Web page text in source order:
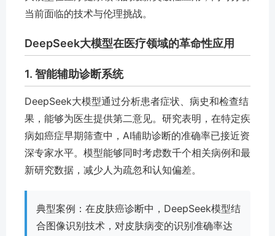
当前面临的技术与伦理挑战。
DeepSeek大模型在医疗领域的革命性应用
1. 智能辅助诊断系统
DeepSeek大模型通过分析患者症状、病史和检查结
果，能够为医生提供第二意见。研究表明，在特定疾
病如癌症早期筛查中，AI辅助诊断的准确率已接近资
深专家水平。模型能够同时考虑数千个相关病例和最
新研究数据，减少人为疏忽和认知偏差。
典型案例：在皮肤癌诊断中，DeepSeek模型结
合图像识别技术，对皮肤病变的识别准确率达